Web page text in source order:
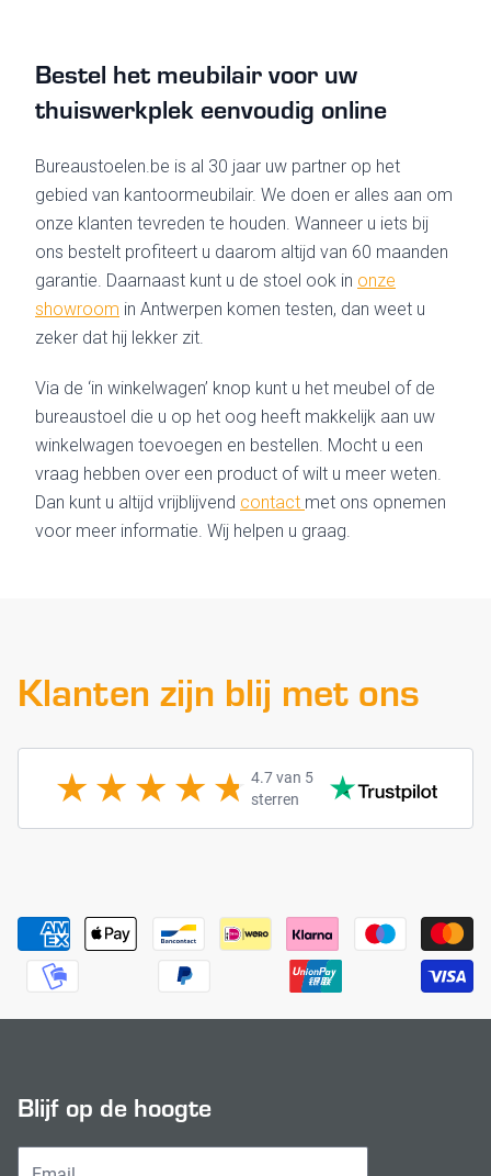
Bestel het meubilair voor uw
thuiswerkplek eenvoudig online
Bureaustoelen.be is al 30 jaar uw partner op het
gebied van kantoormeubilair. We doen er alles aan om
onze klanten tevreden te houden. Wanneer u iets bij
ons bestelt profiteert u daarom altijd van 60 maanden
garantie. Daarnaast kunt u de stoel ook in onze
showroom in Antwerpen komen testen, dan weet u
zeker dat hij lekker zit.
Via de ‘in winkelwagen’ knop kunt u het meubel of de
bureaustoel die u op het oog heeft makkelijk aan uw
winkelwagen toevoegen en bestellen. Mocht u een
vraag hebben over een product of wilt u meer weten.
Dan kunt u altijd vrijblijvend contact met ons opnemen
voor meer informatie. Wij helpen u graag.
Klanten zijn blij met ons
4.7 van 5
sterren
Payment methods
Blijf op de hoogte